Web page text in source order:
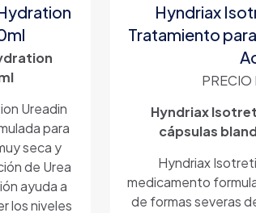
Ureadin
para
seca y
de Urea
ayuda a
los niveles
Hyndriax
Tratamiento
PRECIO
Hyndriax
cápsulas
Hyndriax
medicamento
de formas severas